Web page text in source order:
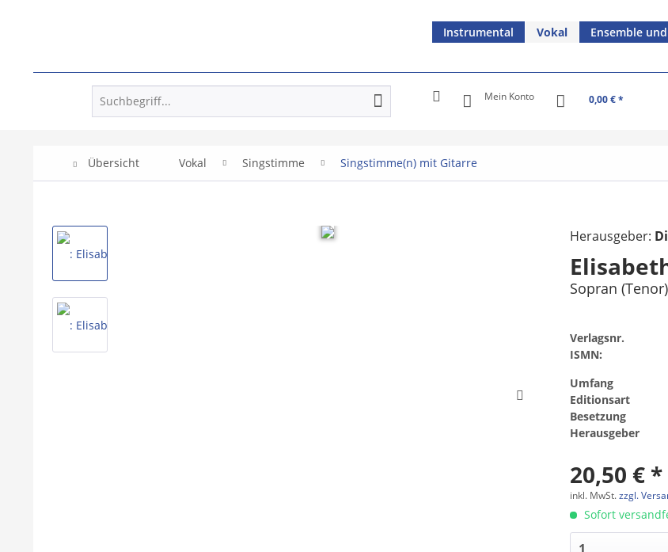
Instrumental Vokal Ensemble
Mein Konto 0,00 € *
Übersicht Vokal Singstimme Singstimme(n) mit Gitarre
Herausgeber:
Sopran
Verlagsnr.
ISMN:
Umfang
Editionsart
Besetzung
Herausgeber
20,50 € *
inkl. MwSt.zzgl.
Sofort